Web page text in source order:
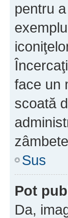
pentru
face un
scoată
Sus
Pot
Da,